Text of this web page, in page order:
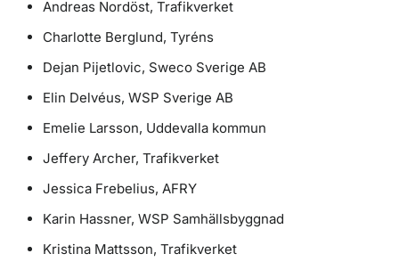
Andreas Nordöst, Trafikverket
Charlotte Berglund, Tyréns
Dejan Pijetlovic, Sweco Sverige AB
Elin Delvéus, WSP Sverige AB
Emelie Larsson, Uddevalla kommun
Jeffery Archer, Trafikverket
Jessica Frebelius, AFRY
Karin Hassner, WSP Samhällsbyggnad
Kristina Mattsson, Trafikverket